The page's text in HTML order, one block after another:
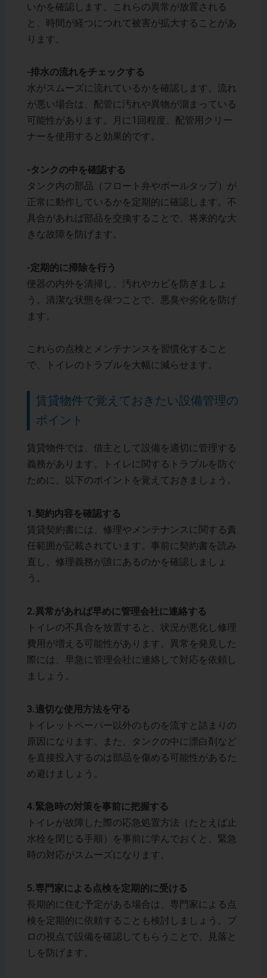
いかを確認します。これらの異常が放置される
と、時間が経つにつれて被害が拡大することがあ
ります。
-排水の流れをチェックする
水がスムーズに流れているかを確認します。流れ
が悪い場合は、配管に汚れや異物が溜まっている
可能性があります。月に1回程度、配管用クリー
ナーを使用すると効果的です。
-タンクの中を確認する
タンク内の部品（フロート弁やボールタップ）が
正常に動作しているかを定期的に確認します。不
具合があれば部品を交換することで、将来的な大
きな故障を防げます。
-定期的に掃除を行う
便器の内外を清掃し、汚れやカビを防ぎましょ
う。清潔な状態を保つことで、悪臭や劣化を防げ
ます。
これらの点検とメンテナンスを習慣化すること
で、トイレのトラブルを大幅に減らせます。
賃貸物件で覚えておきたい設備管理の
ポイント
賃貸物件では、借主として設備を適切に管理する
義務があります。トイレに関するトラブルを防ぐ
ために、以下のポイントを覚えておきましょう。
1.契約内容を確認する
賃貸契約書には、修理やメンテナンスに関する責
任範囲が記載されています。事前に契約書を読み
直し、修理義務が誰にあるのかを確認しましょ
う。
2.異常があれば早めに管理会社に連絡する
トイレの不具合を放置すると、状況が悪化し修理
費用が増える可能性があります。異常を発見した
際には、早急に管理会社に連絡して対応を依頼し
ましょう。
3.適切な使用方法を守る
トイレットペーパー以外のものを流すと詰まりの
原因になります。また、タンクの中に漂白剤など
を直接投入するのは部品を傷める可能性があるた
め避けましょう。
4.緊急時の対策を事前に把握する
トイレが故障した際の応急処置方法（たとえば止
水栓を閉じる手順）を事前に学んでおくと、緊急
時の対応がスムーズになります。
5.専門家による点検を定期的に受ける
長期的に住む予定がある場合は、専門家による点
検を定期的に依頼することも検討しましょう。プ
ロの視点で設備を確認してもらうことで、見落と
しを防げます。